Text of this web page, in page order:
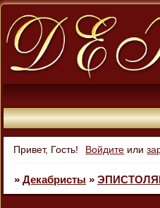
Привет, Гость! Войдите или
» Декабристы »